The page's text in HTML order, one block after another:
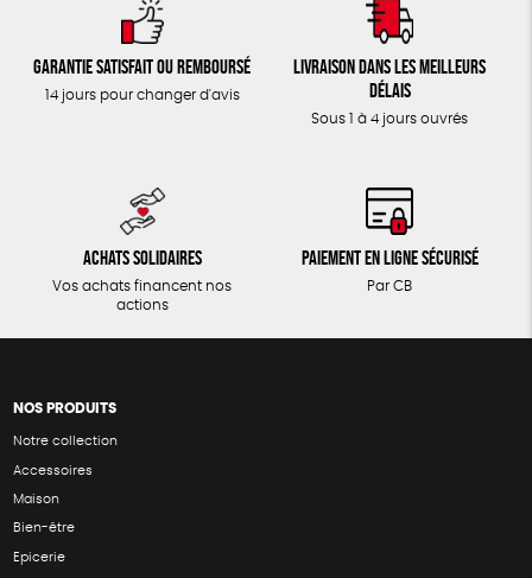
Garantie satisfait ou remboursé
14 jours pour changer d'avis
Livraison dans les meilleurs
délais
Sous 1 à 4 jours ouvrés
Achats solidaires
Vos achats financent nos
actions
Paiement en ligne sécurisé
Par CB
NOS PRODUITS
Notre collection
Accessoires
Maison
Bien-être
Epicerie